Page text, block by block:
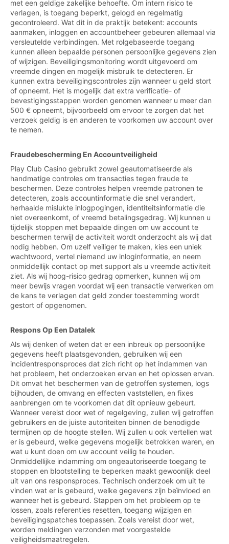
met een geldige zakelijke behoefte. Om intern risico te
verlagen, is toegang beperkt, gelogd en regelmatig
gecontroleerd. Wat dit in de praktijk betekent: accounts
aanmaken, inloggen en accountbeheer gebeuren allemaal via
versleutelde verbindingen. Met rolgebaseerde toegang
kunnen alleen bepaalde personen persoonlijke gegevens zien
of wijzigen. Beveiligingsmonitoring wordt uitgevoerd om
vreemde dingen en mogelijk misbruik te detecteren. Er
kunnen extra beveiligingscontroles zijn wanneer u geld stort
of opneemt. Het is mogelijk dat extra verificatie- of
bevestigingsstappen worden genomen wanneer u meer dan
500 € opneemt, bijvoorbeeld om ervoor te zorgen dat het
verzoek geldig is en anderen te voorkomen uw account over
te nemen.
Fraudebescherming En Accountveiligheid
Play Club Casino gebruikt zowel geautomatiseerde als
handmatige controles om transacties tegen fraude te
beschermen. Deze controles helpen vreemde patronen te
detecteren, zoals accountinformatie die snel verandert,
herhaalde mislukte inlogpogingen, identiteitsinformatie die
niet overeenkomt, of vreemd betalingsgedrag. Wij kunnen u
tijdelijk stoppen met bepaalde dingen om uw account te
beschermen terwijl de activiteit wordt onderzocht als wij dat
nodig hebben. Om uzelf veiliger te maken, kies een uniek
wachtwoord, vertel niemand uw inloginformatie, en neem
onmiddellijk contact op met support als u vreemde activiteit
ziet. Als wij hoog-risico gedrag opmerken, kunnen wij om
meer bewijs vragen voordat wij een transactie verwerken om
de kans te verlagen dat geld zonder toestemming wordt
gestort of opgenomen.
Respons Op Een Datalek
Als wij denken of weten dat er een inbreuk op persoonlijke
gegevens heeft plaatsgevonden, gebruiken wij een
incidentresponsproces dat zich richt op het indammen van
het probleem, het onderzoeken ervan en het oplossen ervan.
Dit omvat het beschermen van de getroffen systemen, logs
bijhouden, de omvang en effecten vaststellen, en fixes
aanbrengen om te voorkomen dat dit opnieuw gebeurt.
Wanneer vereist door wet of regelgeving, zullen wij getroffen
gebruikers en de juiste autoriteiten binnen de benodigde
termijnen op de hoogte stellen. Wij zullen u ook vertellen wat
er is gebeurd, welke gegevens mogelijk betrokken waren, en
wat u kunt doen om uw account veilig te houden.
Onmiddellijke indamming om ongeautoriseerde toegang te
stoppen en blootstelling te beperken maakt gewoonlijk deel
uit van ons responsproces. Technisch onderzoek om uit te
vinden wat er is gebeurd, welke gegevens zijn beïnvloed en
wanneer het is gebeurd. Stappen om het probleem op te
lossen, zoals referenties resetten, toegang wijzigen en
beveiligingspatches toepassen. Zoals vereist door wet,
worden meldingen verzonden met voorgestelde
veiligheidsmaatregelen.